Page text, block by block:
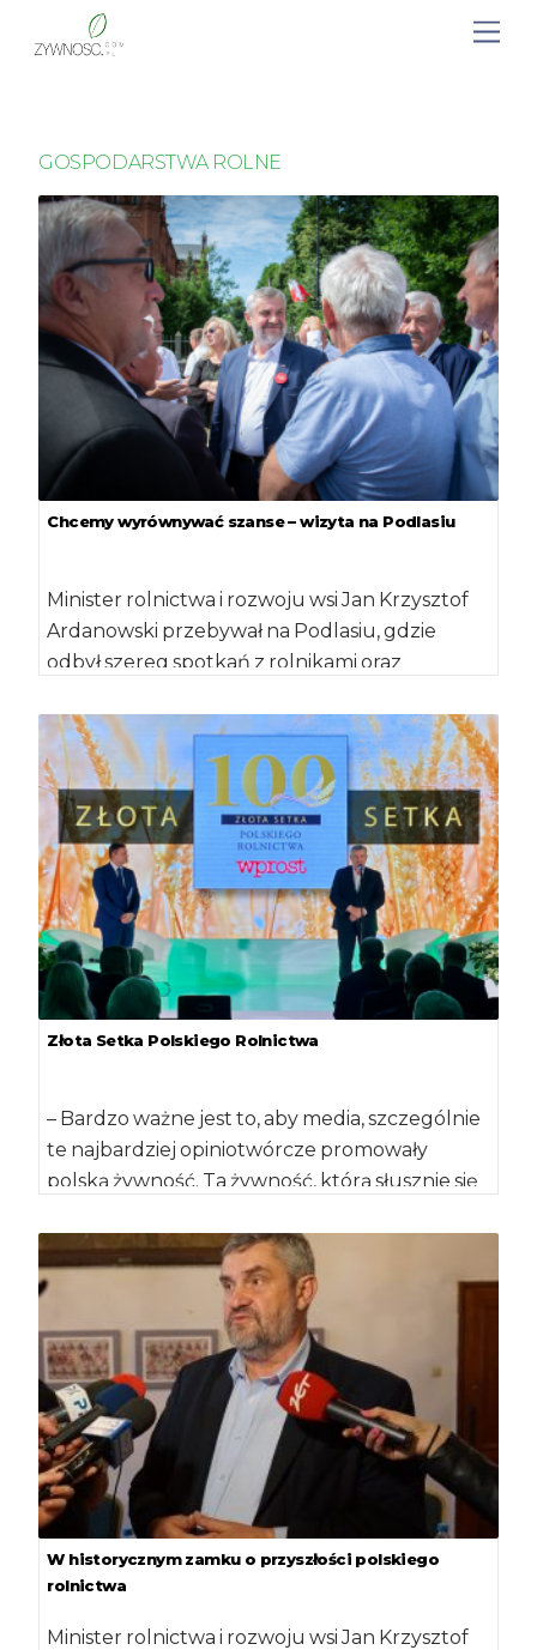
GOSPODARSTWA ROLNE
Chcemy wyrównywać szanse – wizyta na Podlasiu
Minister rolnictwa i rozwoju wsi Jan Krzysztof
Ardanowski przebywał na Podlasiu, gdzie
odbył szereg spotkań z rolnikami oraz
Złota Setka Polskiego Rolnictwa
– Bardzo ważne jest to, aby media, szczególnie
te najbardziej opiniotwórcze promowały
polską żywność. Ta żywność, którą słusznie się
W historycznym zamku o przyszłości polskiego
rolnictwa
Minister rolnictwa i rozwoju wsi Jan Krzysztof